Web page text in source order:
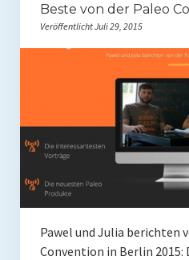
Beste von der Paleo
Veröffentlicht Juli 29, 2015
Pawel und Julia berichten
Convention in Berlin